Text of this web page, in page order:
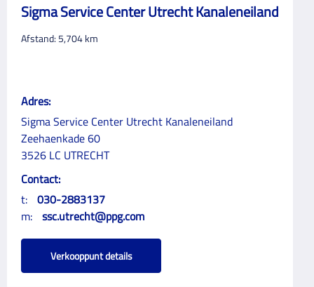
Sigma Service Center Utrecht Kanaleneiland
Afstand: 5,704km
Adres:
Sigma Service Center Utrecht Kanaleneiland
Zeehaenkade 60
3526 LC UTRECHT
Contact:
t: 030-2883137
m: ssc.utrecht@ppg.com
Verkooppunt details